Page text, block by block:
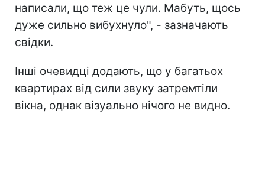
написали, що теж це чули. Мабуть, щось
дуже сильно вибухнуло", - зазначають
свідки.
Інші очевидці додають, що у багатьох
квартирах від сили звуку затремтіли
вікна, однак візуально нічого не видно.